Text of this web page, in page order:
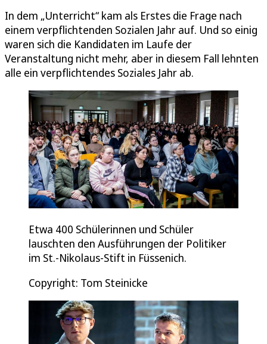
In dem „Unterricht“ kam als Erstes die Frage nach
einem verpflichtenden Sozialen Jahr auf. Und so einig
waren sich die Kandidaten im Laufe der
Veranstaltung nicht mehr, aber in diesem Fall lehnten
alle ein verpflichtendes Soziales Jahr ab.
Etwa 400 Schülerinnen und Schüler
lauschten den Ausführungen der Politiker
im St.-Nikolaus-Stift in Füssenich.
Copyright: Tom Steinicke